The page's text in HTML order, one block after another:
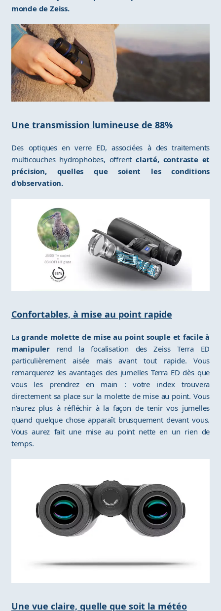
monde de Zeiss.
Une transmission lumineuse de 88%
Des optiques en verre ED, associées à des traitements
multicouches hydrophobes, offrentclarté, contraste et
précision, quelles que soient les conditions
d'observation.
Confortables, à mise au point rapide
Lagrande molette de mise au point souple et facile à
manipuler rend la focalisation des Zeiss Terra ED
particulièrement aisée mais avant tout rapide. Vous
remarquerez les avantages des jumelles Terra ED dès que
vous les prendrez en main : votre index trouvera
directement sa place sur la molette de mise au point. Vous
n'aurez plus à réfléchir à la façon de tenir vos jumelles
quand quelque chose apparaît brusquement devant vous.
Vous aurez fait une mise au point nette en un rien de
temps.
Une vue claire, quelle que soit la météo